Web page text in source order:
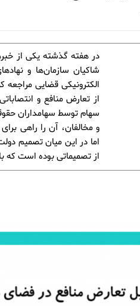
در هفته گذشته یکی از
شاکیان سازمان‌ها و
الکترونیکی قضایی مراجعه
از تعارض منافع و
سهام توسط سهامداران
و مخالفان، آن را راهی
اما در این میان تصمیم
از تصمیماتی بوده است که